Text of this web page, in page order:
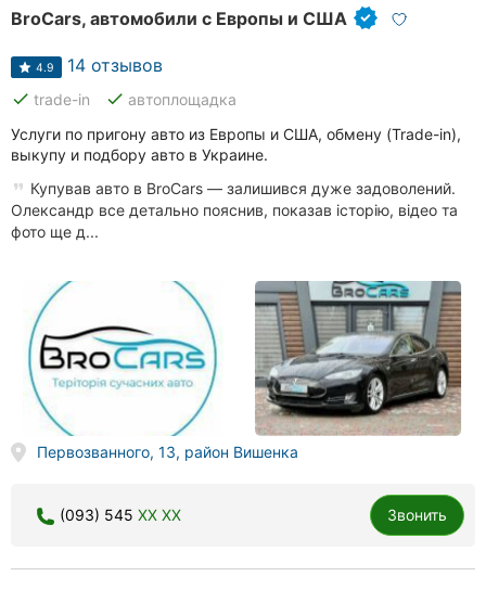
Кропивницкий
Киев
Запорожье
Днепр
Кривой
Рог
Николаев
Херсон
Полтава
Чернигов
BroCars, автомобили с Европы и США
4.9 14 отзывов
done trade-in done автоплощадка
Услуги по пригону авто из Европы и США, обмену (Trade-in),
выкупу и подбору авто в Украине.
Купував авто в BroCars — залишився дуже задоволений.
Олександр все детально пояснив, показав історію, відео та
фото ще д...
Первозванного, 13, район Вишенка
(093) 545 XX XX Звонить